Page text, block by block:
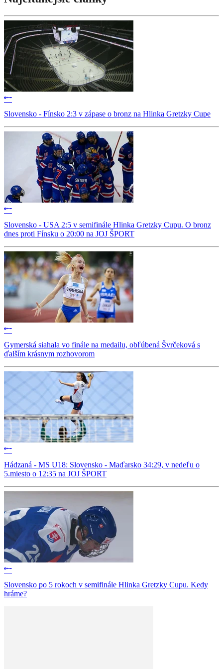
Slovensko - Fínsko 2:3 v zápase o bronz na Hlinka Gretzky Cupe
Slovensko - USA 2:5 v semifinále Hlinka Gretzky Cupu. O bronz
dnes proti Fínsku o 20:00 na JOJ ŠPORT
Gymerská siahala vo finále na medailu, obľúbená Švrčeková s
ďalším krásnym rozhovorom
Hádzaná - MS U18: Slovensko - Maďarsko 34:29, v nedeľu o
5.miesto o 12:35 na JOJ ŠPORT
Slovensko po 5 rokoch v semifinále Hlinka Gretzky Cupu. Kedy
hráme?